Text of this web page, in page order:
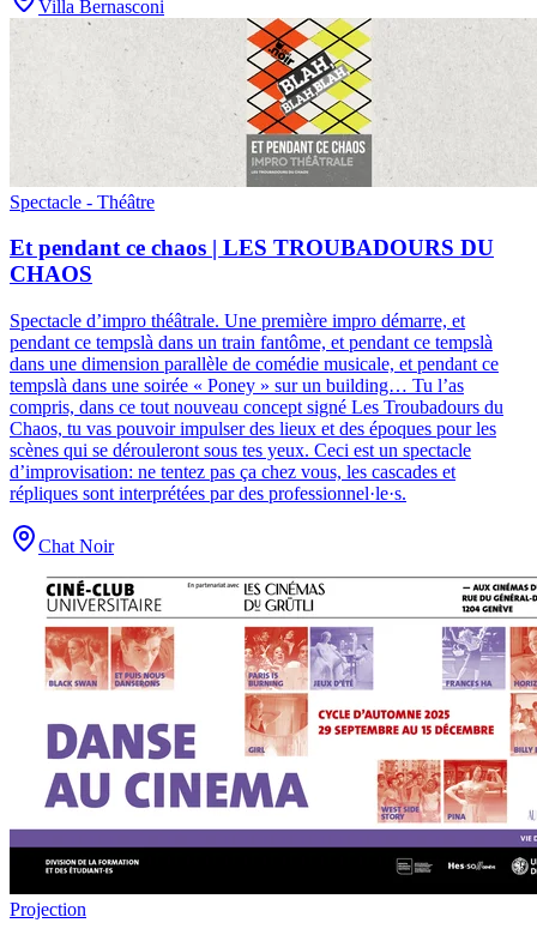
Villa Bernasconi
Spectacle - Théâtre
Et pendant ce chaos | LES TROUBADOURS DU
CHAOS
Spectacle d’impro théâtrale. Une première impro démarre, et
pendant ce tempslà dans un train fantôme, et pendant ce tempslà
dans une dimension parallèle de comédie musicale, et pendant ce
tempslà dans une soirée « Poney » sur un building… Tu l’as
compris, dans ce tout nouveau concept signé Les Troubadours du
Chaos, tu vas pouvoir impulser des lieux et des époques pour les
scènes qui se dérouleront sous tes yeux. Ceci est un spectacle
d’improvisation: ne tentez pas ça chez vous, les cascades et
répliques sont interprétées par des professionnel·le·s.
Chat Noir
Projection